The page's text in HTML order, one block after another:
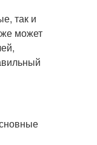
так и
может